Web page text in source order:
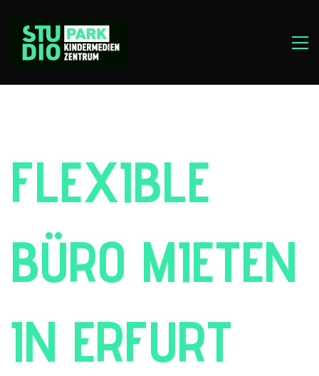
FLEXIBLE
BÜRO MIETEN
IN ERFURT